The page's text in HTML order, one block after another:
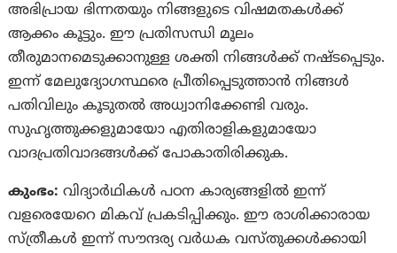
അഭിപ്രായ ഭിന്നതയും നിങ്ങളുടെ വിഷമതകള്‍ക്ക്
ആക്കം കൂട്ടും. ഈ പ്രതിസന്ധി മൂലം
തീരുമാനമെടുക്കാനുള്ള ശക്തി നിങ്ങള്‍ക്ക് നഷ്‌ടപ്പെടും.
ഇന്ന് മേലുദ്യോഗസ്ഥരെ പ്രീതിപ്പെടുത്താന്‍ നിങ്ങള്‍
പതിവിലും കൂടുതല്‍ അധ്വാനിക്കേണ്ടി വരും.
സുഹൃത്തുക്കളുമായോ എതിരാളികളുമായോ
വാദപ്രതിവാദങ്ങള്‍ക്ക് പോകാതിരിക്കുക.
കുംഭം: വിദ്യാര്‍ഥികള്‍ പഠന കാര്യങ്ങളില്‍ ഇന്ന്
വളരെയേറെ മികവ് പ്രകടിപ്പിക്കും. ഈ രാശിക്കാരായ
സ്ത്രീകള്‍ ഇന്ന് സൗന്ദര്യ വര്‍ധക വസ്‌തുക്കൾക്കായി